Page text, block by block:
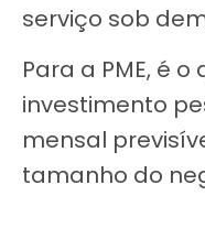
serviço sob
Para a PME, é
investimento
mensal
tamanho do